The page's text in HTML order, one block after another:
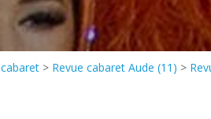
> Revue cabaret Aude (11) >